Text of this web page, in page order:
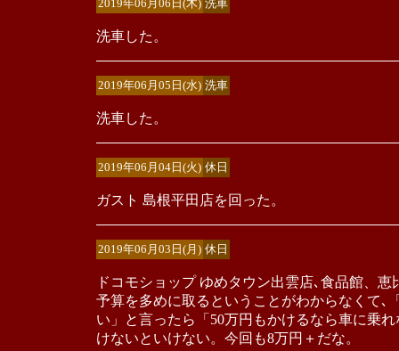
2019年06月06日(木) 洗車
洗車した。
2019年06月05日(水) 洗車
洗車した。
2019年06月04日(火) 休日
ガスト 島根平田店を回った。
2019年06月03日(月) 休日
ドコモショップ ゆめタウン出雲店､食品館、
予算を多めに取るということがわからなくて､
い」と言ったら「50万円もかけるなら車に乗
けないといけない。今回も8万円＋だな。